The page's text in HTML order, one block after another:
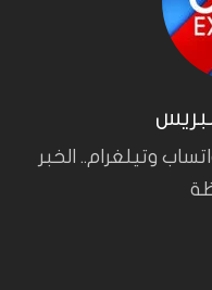
وتيلغرام.. الخبر